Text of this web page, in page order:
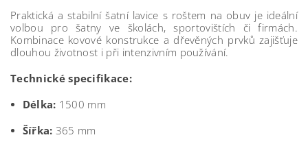
Praktická a stabilní šatní lavice s roštem na obuv je ideální
volbou pro šatny ve školách, sportovištích či firmách.
Kombinace kovové konstrukce a dřevěných prvků zajišťuje
dlouhou životnost i při intenzivním používání.
Technické specifikace:
Délka: 1500 mm
Šířka: 365 mm